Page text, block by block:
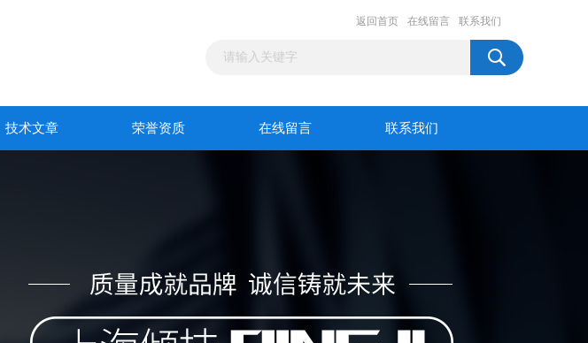
返回首页 在线留言 联系我们
技术文章 荣誉资质 在线留言 联系我们